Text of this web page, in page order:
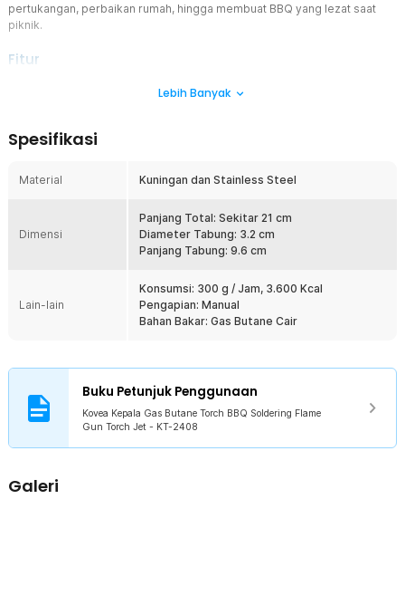
pertukangan, perbaikan rumah, hingga membuat BBQ yang lezat saat
piknik.
Fitur
kebutuhan. Konektor kuningan tahan suhu tinggi sehingga tidak
Atur Besar Api Sesuai Kebutuhan
dihasilkan. Kini Anda bisa menyesuaikan besar api dengan
kebutuhan hanya dengan menggeser tuas ke kanan atau kiri.
Solusi untuk Berbagai Kebutuhan
untuk berbagai kebutuhan. Mulai dari memasak, membakar arang,
hingga menyolder, semuanya bisa dilakukan dengan produk Kovea.
1 x Kovea Kepala Gas Butane Torch BBQ Soldering Flame Gun
Torch Jet - KT-2408
Lebih Banyak
Spesifikasi
Material Kuningan dan Stainless Steel
Dimensi
Panjang Total: Sekitar 21 cm
Diameter Tabung: 3.2 cm
Panjang Tabung: 9.6 cm
Lain-lain
Konsumsi: 300 g / Jam, 3.600 Kcal
Pengapian: Manual
Bahan Bakar: Gas Butane Cair
Buku Petunjuk Penggunaan
Kovea Kepala Gas Butane Torch BBQ Soldering Flame
Gun Torch Jet - KT-2408
Galeri